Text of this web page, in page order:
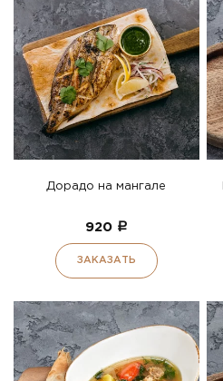
Дорадо на мангале
920 a
ЗАКАЗАТЬ